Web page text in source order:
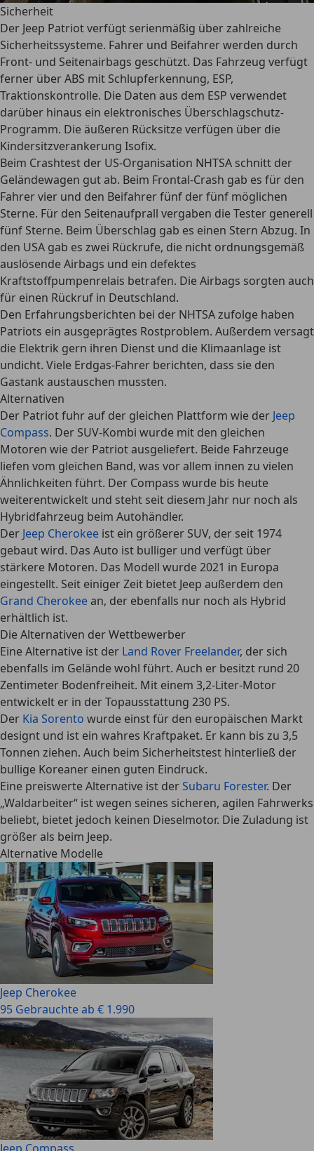
Sicherheit
Der Jeep Patriot verfügt serienmäßig über zahlreiche
Sicherheitssysteme. Fahrer und Beifahrer werden durch
Front- und Seitenairbags geschützt. Das Fahrzeug verfügt
ferner über ABS mit Schlupferkennung, ESP,
Traktionskontrolle. Die Daten aus dem ESP verwendet
darüber hinaus ein elektronisches Überschlagschutz-
Programm. Die äußeren Rücksitze verfügen über die
Kindersitzverankerung Isofix.
Beim Crashtest der US-Organisation NHTSA schnitt der
Geländewagen gut ab. Beim Frontal-Crash gab es für den
Fahrer vier und den Beifahrer fünf der fünf möglichen
Sterne. Für den Seitenaufprall vergaben die Tester generell
fünf Sterne. Beim Überschlag gab es einen Stern Abzug. In
den USA gab es zwei Rückrufe, die nicht ordnungsgemäß
auslösende Airbags und ein defektes
Kraftstoffpumpenrelais betrafen. Die Airbags sorgten auch
für einen Rückruf in Deutschland.
Den Erfahrungsberichten bei der NHTSA zufolge haben
Patriots ein ausgeprägtes Rostproblem. Außerdem versagt
die Elektrik gern ihren Dienst und die Klimaanlage ist
undicht. Viele Erdgas-Fahrer berichten, dass sie den
Gastank austauschen mussten.
Alternativen
Der Patriot fuhr auf der gleichen Plattform wie der Jeep
Compass. Der SUV-Kombi wurde mit den gleichen
Motoren wie der Patriot ausgeliefert. Beide Fahrzeuge
liefen vom gleichen Band, was vor allem innen zu vielen
Ähnlichkeiten führt. Der Compass wurde bis heute
weiterentwickelt und steht seit diesem Jahr nur noch als
Hybridfahrzeug beim Autohändler.
Der Jeep Cherokee ist ein größerer SUV, der seit 1974
gebaut wird. Das Auto ist bulliger und verfügt über
stärkere Motoren. Das Modell wurde 2021 in Europa
eingestellt. Seit einiger Zeit bietet Jeep außerdem den
Grand Cherokeean, der ebenfalls nur noch als Hybrid
erhältlich ist.
Die Alternativen der Wettbewerber
Eine Alternative ist der Land Rover Freelander, der sich
ebenfalls im Gelände wohl führt. Auch er besitzt rund 20
Zentimeter Bodenfreiheit. Mit einem 3,2-Liter-Motor
entwickelt er in der Topausstattung 230 PS.
Der Kia Sorento wurde einst für den europäischen Markt
designt und ist ein wahres Kraftpaket. Er kann bis zu 3,5
Tonnen ziehen. Auch beim Sicherheitstest hinterließ der
bullige Koreaner einen guten Eindruck.
Eine preiswerte Alternative ist derSubaru Forester. Der
„Waldarbeiter“ ist wegen seines sicheren, agilen Fahrwerks
beliebt, bietet jedoch keinen Dieselmotor. Die Zuladung ist
größer als beim Jeep.
Alternative Modelle
Jeep Cherokee
95 Gebrauchte ab € 1.990